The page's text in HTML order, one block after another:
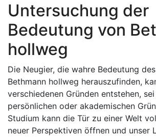
Untersuchung der
Bedeutung von
hollweg
Die Neugier, die wahre Bedeutung
Bethmann hollweg herauszufinden,
verschiedenen Gründen entstehen,
persönlichen oder akademischen
Studium kann die Tür zu einer Welt
neuer Perspektiven öffnen und unser